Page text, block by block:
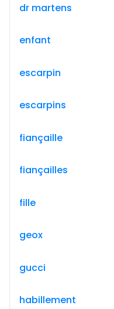
dr martens
enfant
escarpin
escarpins
fiançaille
fiançailles
fille
geox
gucci
habillement